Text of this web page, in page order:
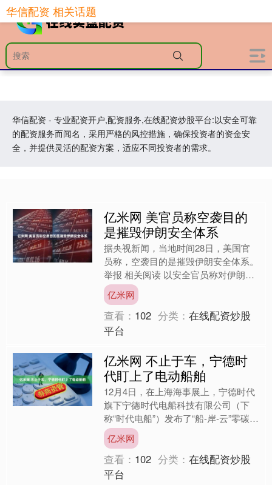
华信配资 - 专业配资开户,配资服务,在线配资炒股平台:以安全可靠
的配资服务而闻名，采用严格的风控措施，确保投资者的资金安
全，并提供灵活的配资方案，适应不同投资者的需求。
华信配资 相关话题
亿米网 美官员称空袭目的
是摧毁伊朗安全体系
据央视新闻，当地时间28日，美国官
员称，空袭目的是摧毁伊朗安全体系。
举报 相关阅读 以安全官员称对伊朗的
袭击是美以共同行动结果 对伊朗的袭
击是以色列和美国共同....
亿米网
查看： 102 分类：在线配资炒股
平台
亿米网 不止于车，宁德时
代盯上了电动船舶
12月4日，在上海海事展上，宁德时代
旗下宁德时代电船科技有限公司（下
称“时代电船”）发布了“船-岸-云”零碳航
运及智慧港航一体化解决方案，从船上
动力系统、岸基补....
亿米网
查看： 102 分类：在线配资炒股
平台